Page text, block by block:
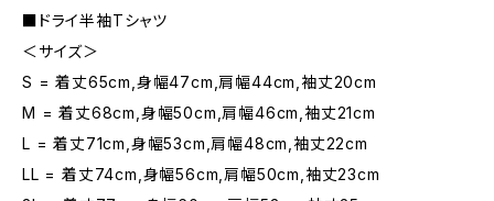
■ドライ半袖Tシャツ
＜サイズ＞
S = 着丈65cm,身幅47cm,肩幅44cm,袖丈20cm
M = 着丈68cm,身幅50cm,肩幅46cm,袖丈21cm
L = 着丈71cm,身幅53cm,肩幅48cm,袖丈22cm
LL = 着丈74cm,身幅56cm,肩幅50cm,袖丈23cm